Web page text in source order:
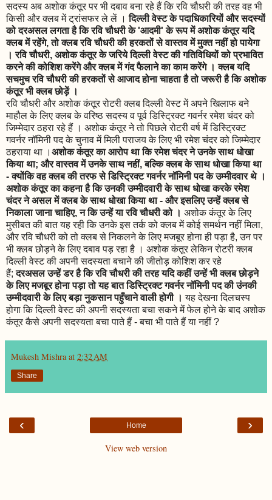
सदस्य अब अशोक कंतूर पर भी दबाव बना रहे हैं कि रवि चौधरी की तरह वह भी
किसी और क्लब में ट्रांसफर ले लें ।दिल्ली वेस्ट के पदाधिकारियों और सदस्यों
को दरअसल लगता है कि रवि चौधरी के 'आदमी' के रूप में अशोक कंतूर यदि
क्लब में रहेंगे, तो क्लब रवि चौधरी की हरकतों से वास्तव में मुक्त नहीं हो पायेगा
। रवि चौधरी, अशोक कंतूर के जरिये दिल्ली वेस्ट की गतिविधियों को प्रभावित
करने की कोशिश करेंगे और क्लब में गंद फैलाने का काम करेंगे । क्लब यदि
सचमुच रवि चौधरी की हरकतों से आजाद होना चाहता है तो जरूरी है कि अशोक
कंतूर भी क्लब छोड़ें ।
रवि चौधरी और अशोक कंतूर रोटरी क्लब दिल्ली वेस्ट में अपने खिलाफ बने
माहौल के लिए क्लब के वरिष्ठ सदस्य व पूर्व डिस्ट्रिक्ट गवर्नर रमेश चंदर को
जिम्मेदार ठहरा रहे हैं । अशोक कंतूर ने तो पिछले रोटरी वर्ष में डिस्ट्रिक्ट
गवर्नर नॉमिनी पद के चुनाव में मिली पराजय के लिए भी रमेश चंदर को जिम्मेदार
ठहराया था । अशोक कंतूर का आरोप था कि रमेश चंदर ने उनके साथ धोखा
किया था; और वास्तव में उनके साथ नहीं, बल्कि क्लब के साथ धोखा किया था
- क्योंकि वह क्लब की तरफ से डिस्ट्रिक्ट गवर्नर नॉमिनी पद के उम्मीदवार थे ।
अशोक कंतूर का कहना है कि उनकी उम्मीदवारी के साथ धोखा करके रमेश
चंदर ने असल में क्लब के साथ धोखा किया था - और इसलिए उन्हें क्लब से
निकाला जाना चाहिए, न कि उन्हें या रवि चौधरी को । अशोक कंतूर के लिए
मुसीबत की बात यह रही कि उनके इस तर्क को क्लब में कोई समर्थन नहीं मिला,
और रवि चौधरी को तो क्लब से निकलने के लिए मजबूर होना ही पड़ा है, उन पर
भी क्लब छोड़ने के लिए दबाव पड़ रहा है । अशोक कंतूर लेकिन रोटरी क्लब
दिल्ली वेस्ट की अपनी सदस्यता बचाने की जीतोड़ कोशिश कर रहे
हैं;दरअसल उन्हें डर है कि रवि चौधरी की तरह यदि कहीं उन्हें भी क्लब छोड़ने
के लिए मजबूर होना पड़ा तो यह बात डिस्ट्रिक्ट गवर्नर नॉमिनी पद की उंनकी
उम्मीदवारी के लिए बड़ा नुकसान पहुँचाने वाली होगी । यह देखना दिलचस्प
होगा कि दिल्ली वेस्ट की अपनी सदस्यता बचा सकने में फेल होने के बाद अशोक
कंतूर कैसे अपनी सदस्यता बचा पाते हैं - बचा भी पाते हैं या नहीं ?
Mukesh Mishra at 2:32 AM
Share
‹ ›
Home
View web version